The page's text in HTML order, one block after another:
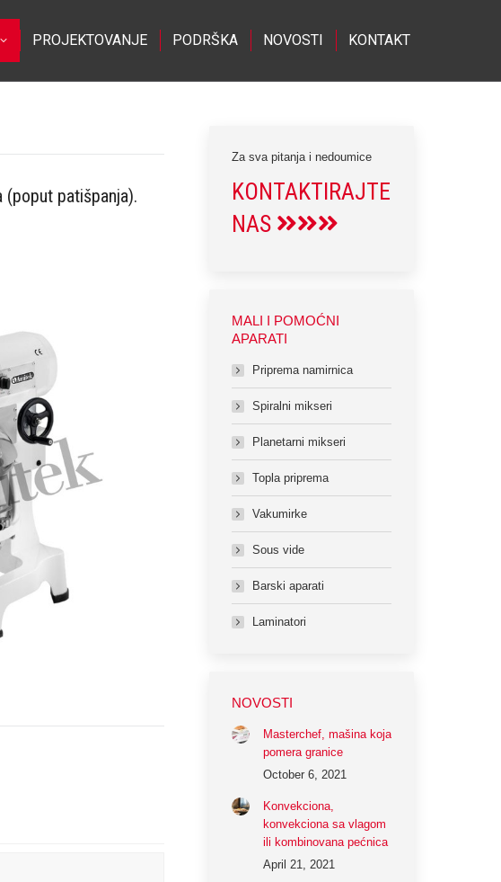
PROJEKTOVANJE PODRŠKA NOVOSTI KONTAKT
(poput patišpanja).
Za sva pitanja i nedoumice
KONTAKTIRAJTE
NAS
MALI I POMOĆNI
APARATI
Priprema namirnica
Spiralni mikseri
Planetarni mikseri
Topla priprema
Vakumirke
Sous vide
Barski aparati
Laminatori
NOVOSTI
Masterchef, mašina koja
pomera granice
October 6, 2021
Konvekciona,
konvekciona sa vlagom
ili kombinovana pećnica
April 21, 2021